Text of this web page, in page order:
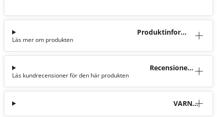
Produktinforma
Läs mer om produkten
Recensioner
Läs kundrecensioner för den här produkten
VARNI